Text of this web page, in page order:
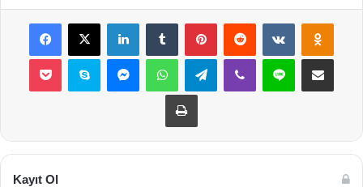
Facebook
X LinkedInTumblr PinterestReddit VKontakte
Pocket Skype MessengerWhatsAppTelegramViber Line E-Posta ile
Yazdır
Kayıt Ol